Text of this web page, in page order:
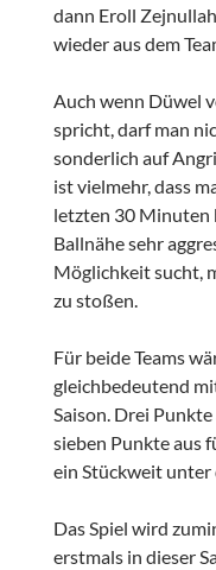
dann Eroll
wieder aus dem
Auch wenn Düwel
spricht, darf man
sonderlich auf
ist vielmehr, dass
letzten 30 Minuten
Ballnähe sehr
Möglichkeit sucht,
zu stoßen.
Für beide Teams
gleichbedeutend
Saison. Drei
sieben Punkte aus
ein Stückweit
Das Spiel wird
erstmals in dieser